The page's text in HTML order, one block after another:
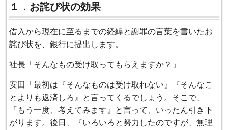
１．お詫び状の効果
借入から現在に至るまでの経緯と謝罪の言葉を書いたお
詫び状を、銀行に提出します。
社長「そんなもの受け取ってもらえますか？」
安田「最初は『そんなものは受け取れない』『そんなこ
とよりも返済しろ』と言ってくるでしょう。そこで、
『もう一度、考えてみます』と言って、いったん引き下
がります。後日、『いろいろと努力したのですが、無理